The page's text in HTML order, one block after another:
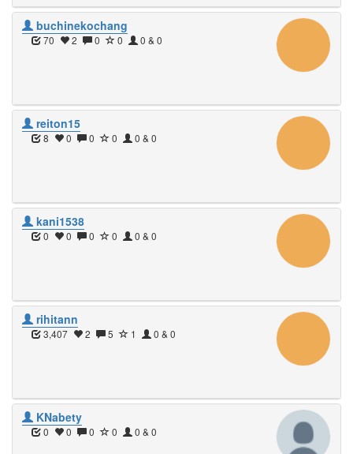
buchinekochang
70 2 0 0 0 & 0
reiton15
8 0 0 0 0 & 0
kani1538
0 0 0 0 0 & 0
rihitann
3,407 2 5 1 0 & 0
KNabety
0 0 0 0 0 & 0